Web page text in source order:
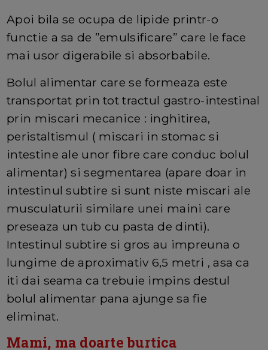
Apoi bila se ocupa de lipide printr-o
functie a sa de ”emulsificare” care le face
mai usor digerabile si absorbabile.
Bolul alimentar care se formeaza este
transportat prin tot tractul gastro-intestinal
prin miscari mecanice : inghitirea,
peristaltismul ( miscari in stomac si
intestine ale unor fibre care conduc bolul
alimentar) si segmentarea (apare doar in
intestinul subtire si sunt niste miscari ale
musculaturii similare unei maini care
preseaza un tub cu pasta de dinti).
Intestinul subtire si gros au impreuna o
lungime de aproximativ 6,5 metri , asa ca
iti dai seama ca trebuie impins destul
bolul alimentar pana ajunge sa fie
eliminat.
Mami, ma doarte burtica